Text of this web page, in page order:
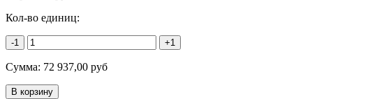
Кол-во единиц:
-1 +1
Сумма: 72 937,00 руб